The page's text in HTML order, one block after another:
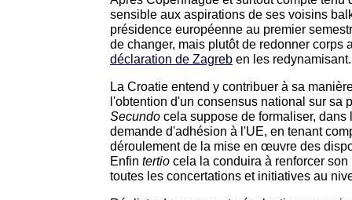
sensible aux aspirations de ses voisins
présidence européenne au premier
de changer, mais plutôt de redonner corps
déclaration de Zagreb en les redynamisant.
La Croatie entend y contribuer à sa
l'obtention d'un consensus national sur sa
Secundo cela suppose de formaliser,
demande d'adhésion à l'UE, en tenant
déroulement de la mise en œuvre des
Enfin tertio cela la conduira à renforcer
toutes les concertations et initiatives au